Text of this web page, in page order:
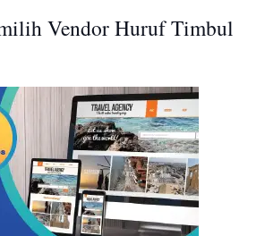
Vendor Huruf Timbul